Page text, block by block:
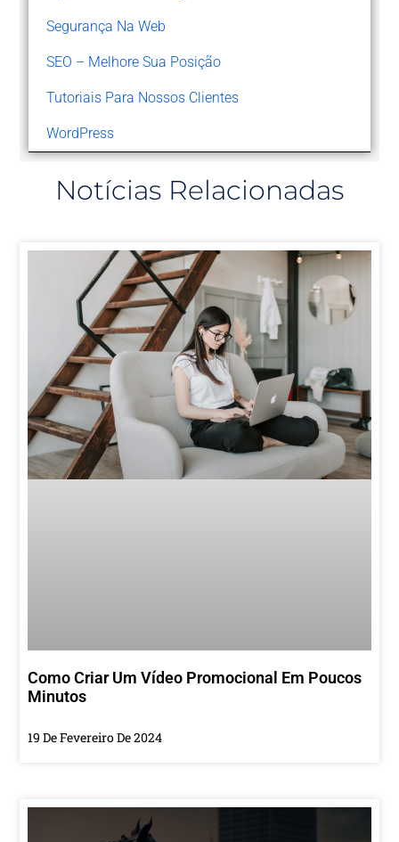
Segurança Na Web
SEO – Melhore Sua Posição
Tutoriais Para Nossos Clientes
WordPress
Notícias Relacionadas
Como Criar Um Vídeo Promocional Em Poucos
Minutos
19 De Fevereiro De 2024